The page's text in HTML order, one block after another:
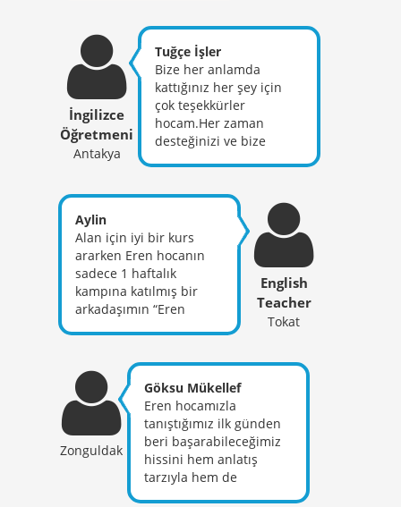
yaptınız bizler için.Bu
sınav sonunda atanır
mıyım bilemem ama
bana çok şey kattınız
gerek mesleki açıdan
gerek insani
açıdan.Bunun için çok
ama çok teşekkür
ederim.İyi ki tanıdım sizi
sizinle.
İngilizce
Öğretmeni
Antakya
Tuğçe İşler
Bize her anlamda
kattığınız her şey için
çok teşekkürler
hocam.Her zaman
desteğinizi ve bize
sabrınız desteğiniz için
Aylin
Alan için iyi bir kurs
ararken Eren hocanın
sadece 1 haftalık
kampına katılmış bir
arkadaşımın “Eren
kontenjana girebildim”
sözüyle tercih ettim ve
iyi ki diyorum :) Daha
sonra bir başka
arkadaşıma da tavsiye
ettim ve o da çok
memnun kaldı.
Alanımızda çok kaliteli
English
Teacher
Tokat
Zonguldak
Göksu Mükellef
Eren hocamızla
tanıştığımız ilk günden
beri başarabileceğimiz
hissini hem anlatış
tarzıyla hem de